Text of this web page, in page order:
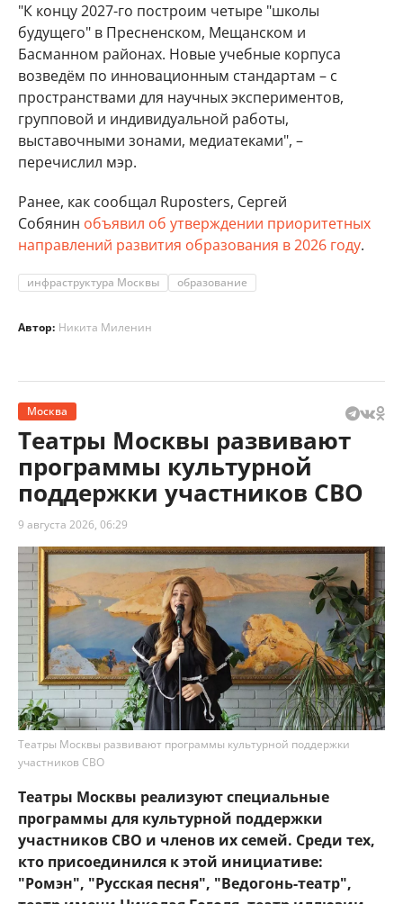
"К концу 2027-го построим четыре "школы
будущего" в Пресненском, Мещанском и
Басманном районах. Новые учебные корпуса
возведём по инновационным стандартам – с
пространствами для научных экспериментов,
групповой и индивидуальной работы,
выставочными зонами, медиатеками", –
перечислил мэр.
Ранее, как сообщал Ruposters, Сергей
Собянин объявил об утверждении приоритетных
направлений развития образования в 2026 году.
инфраструктура Москвы образование
Автор: Никита Миленин
Москва
Театры Москвы развивают
программы культурной
поддержки участников СВО
9 августа 2026, 06:29
Театры Москвы развивают программы культурной поддержки
участников СВО
Театры Москвы реализуют специальные
программы для культурной поддержки
участников СВО и членов их семей. Среди тех,
кто присоединился к этой инициативе:
"Ромэн", "Русская песня", "Ведогонь-театр",